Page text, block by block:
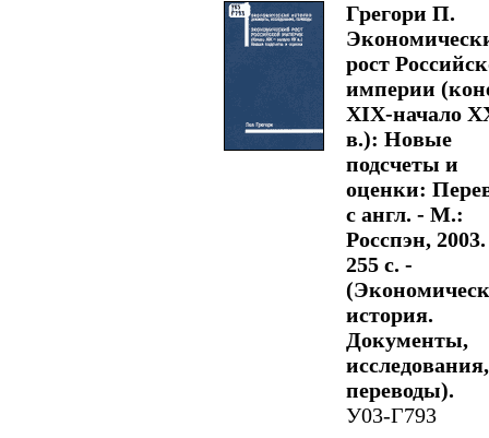
Грегори П.
рост
империи
XIX-начало
в.): Новые
подсчеты и
оценки:
с англ. - М.:
Росспэн,
255 с. -
история.
Документы,
исследования,
переводы).
У03-Г793